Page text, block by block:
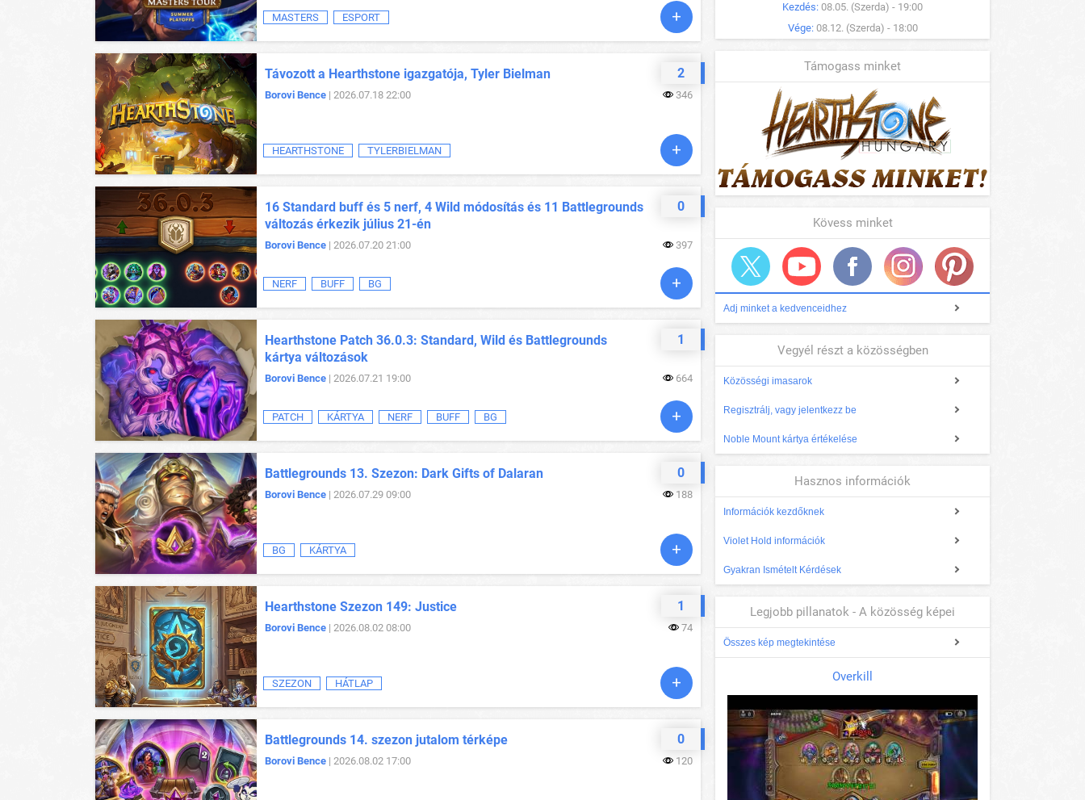
MASTERS ESPORT
2
Távozott a Hearthstone igazgatója, Tyler Bielman
Borovi Bence | 2026.07.18 22:00 346
HEARTHSTONE TYLERBIELMAN
0
16 Standard buff és 5 nerf, 4 Wild módosítás és 11 Battlegrounds
változás érkezik július 21-én
Borovi Bence | 2026.07.20 21:00 397
NERF BUFF BG
1
Hearthstone Patch 36.0.3: Standard, Wild és Battlegrounds
kártya változások
Borovi Bence | 2026.07.21 19:00 664
PATCH KÁRTYA NERF BUFF BG
0
Battlegrounds 13. Szezon: Dark Gifts of Dalaran
Borovi Bence | 2026.07.29 09:00 188
BG KÁRTYA
1
Hearthstone Szezon 149: Justice
Borovi Bence | 2026.08.02 08:00 74
SZEZON HÁTLAP
0
Battlegrounds 14. szezon jutalom térképe
Borovi Bence | 2026.08.02 17:00 120
Kezdés: 08.05. (Szerda) - 19:00
Vége: 08.12. (Szerda) - 18:00
Támogass minket
Kövess minket
Adj minket a kedvenceidhez
Vegyél részt a közösségben
Közösségi imasarok
Regisztrálj, vagy jelentkezz be
Noble Mount kártya értékelése
Hasznos információk
Információk kezdőknek
Violet Hold információk
Gyakran Ismételt Kérdések
Legjobb pillanatok - A közösség képei
Összes kép megtekintése
Overkill